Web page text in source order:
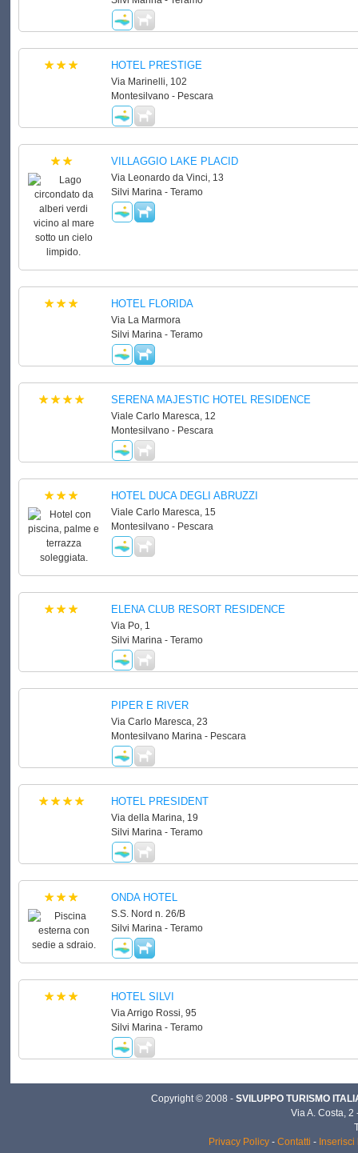
HOTEL PRESTIGE
Via Marinelli, 102
Montesilvano - Pescara
VILLAGGIO LAKE PLACID
Via Leonardo da Vinci, 13
Silvi Marina - Teramo
HOTEL FLORIDA
Via La Marmora
Silvi Marina - Teramo
SERENA MAJESTIC HOTEL RESIDENCE
Viale Carlo Maresca, 12
Montesilvano - Pescara
HOTEL DUCA DEGLI ABRUZZI
Viale Carlo Maresca, 15
Montesilvano - Pescara
ELENA CLUB RESORT RESIDENCE
Via Po, 1
Silvi Marina - Teramo
PIPER E RIVER
Via Carlo Maresca, 23
Montesilvano Marina - Pescara
HOTEL PRESIDENT
Via della Marina, 19
Silvi Marina - Teramo
ONDA HOTEL
S.S. Nord n. 26/B
Silvi Marina - Teramo
HOTEL SILVI
Via Arrigo Rossi, 95
Silvi Marina - Teramo
Copyright © 2008 - SVILUPPO TURISMO
Via A. Costa,
Privacy Policy - Contatti -